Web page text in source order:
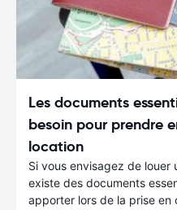
Les documents
besoin pour prendre
location
Si vous envisagez de
existe des documents
apporter lors de la prise en